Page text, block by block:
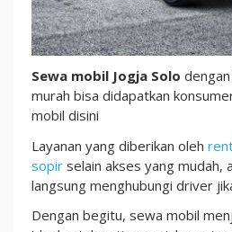
Driver
Sewa mobil Jogja Solo
murah bisa didapatkan
mobil disini
Layanan yang diberikan oleh
sopir selain akses yang mudah,
langsung menghubungi driver
Dengan begitu, sewa mobil